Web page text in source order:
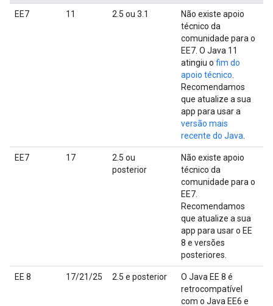
EE7 11 2.5 ou 3.1
Não existe apoio
técnico da
comunidade para o
EE7. O Java 11
atingiu o fim do
apoio técnico
Recomendamos
que atualize a sua
app para usar a
versão mais
recente do Java
EE7 17
2.5 ou
posterior
Não existe apoio
técnico da
comunidade para o
EE7.
Recomendamos
que atualize a sua
app para usar o EE
8 e versões
posteriores.
EE 8 17/21/25 2.5 e posterior
O Java EE 8 é
retrocompatível
com o Java EE6 e